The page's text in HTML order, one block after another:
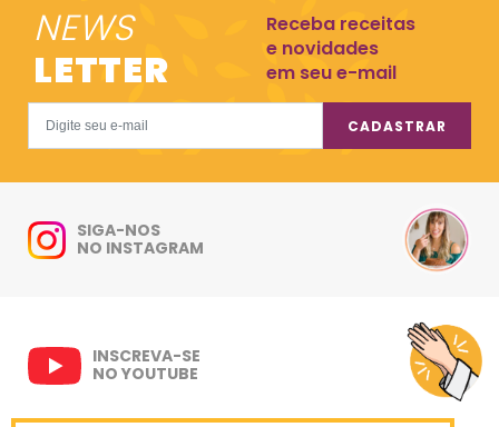
NEWS
LETTER
Receba receitas
e novidades
em seu e-mail
CADASTRAR
SIGA-NOS
NO INSTAGRAM
INSCREVA-SE
NO YOUTUBE